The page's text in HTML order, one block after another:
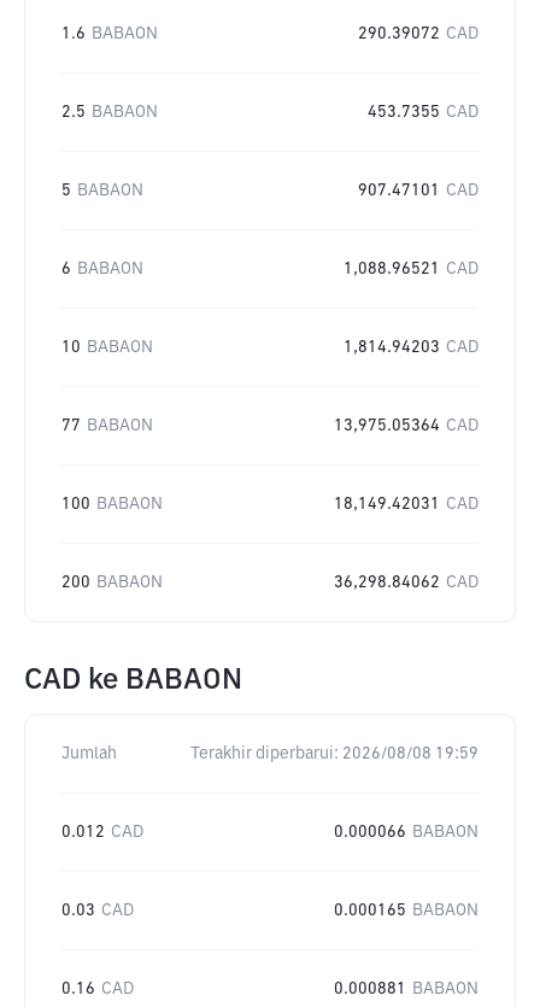
1.6 BABAON 290.39072 CAD
2.5 BABAON 453.7355 CAD
5 BABAON 907.47101 CAD
6 BABAON 1,088.96521 CAD
10 BABAON 1,814.94203 CAD
77 BABAON 13,975.05364 CAD
100 BABAON 18,149.42031 CAD
200 BABAON 36,298.84062 CAD
CAD ke BABAON
Jumlah Terakhir diperbarui: 2026/08/08 19:59
0.012 CAD 0.000066 BABAON
0.03 CAD 0.000165 BABAON
0.16 CAD 0.000881 BABAON